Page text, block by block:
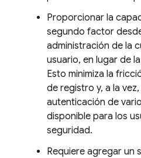
Proporcionar la
segundo factor
administración de la
usuario, en lugar de
Esto minimiza la
de registro y, a la
autenticación de
disponible para los
seguridad.
Requiere agregar un